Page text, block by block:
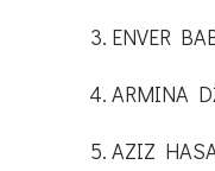
ENVER
ARMINA
AZIZ